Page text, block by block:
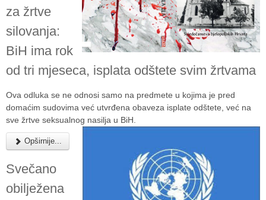
za žrtve
silovanja:
BiH ima rok
od tri mjeseca, isplata odštete svim žrtvama
Ova odluka se ne odnosi samo na predmete u kojima je pred
domaćim sudovima već utvrđena obaveza isplate odštete, već na
sve žrtve seksualnog nasilja u BiH.
Opširnije...
Svečano
obilježena